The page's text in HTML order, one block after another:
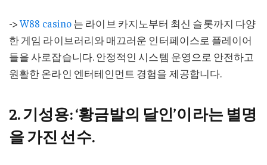
->W88 casino는 라이브 카지노부터 최신 슬롯까지 다양
한 게임 라이브러리와 매끄러운 인터페이스로 플레이어
들을 사로잡습니다. 안정적인 시스템 운영으로 안전하고
원활한 온라인 엔터테인먼트 경험을 제공합니다.
2. 기성용: ‘황금발의 달인’이라는 별명
을 가진 선수.